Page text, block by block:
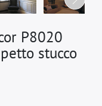
P8020
stucco